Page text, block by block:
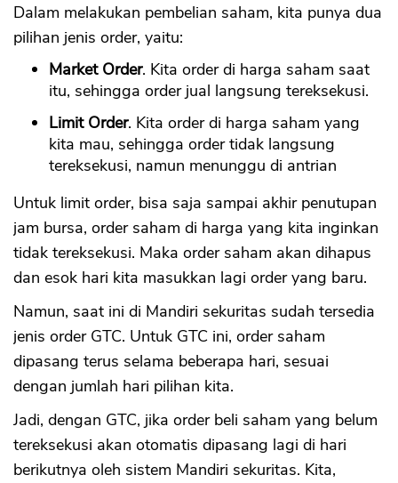
Dalam melakukan pembelian saham, kita punya dua
pilihan jenis order, yaitu:
Market Order. Kita order di harga saham saat
itu, sehingga order jual langsung tereksekusi.
Limit Order. Kita order di harga saham yang
kita mau, sehingga order tidak langsung
tereksekusi, namun menunggu di antrian
Untuk limit order, bisa saja sampai akhir penutupan
jam bursa, order saham di harga yang kita inginkan
tidak tereksekusi. Maka order saham akan dihapus
dan esok hari kita masukkan lagi order yang baru.
Namun, saat ini di Mandiri sekuritas sudah tersedia
jenis order GTC. Untuk GTC ini, order saham
dipasang terus selama beberapa hari, sesuai
dengan jumlah hari pilihan kita.
Jadi, dengan GTC, jika order beli saham yang belum
tereksekusi akan otomatis dipasang lagi di hari
berikutnya oleh sistem Mandiri sekuritas. Kita,